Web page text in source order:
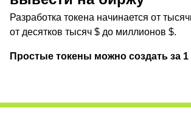
Разработка токена начинается от
от десятков тысяч $ до миллионов $.
Простые токены можно создать за 1